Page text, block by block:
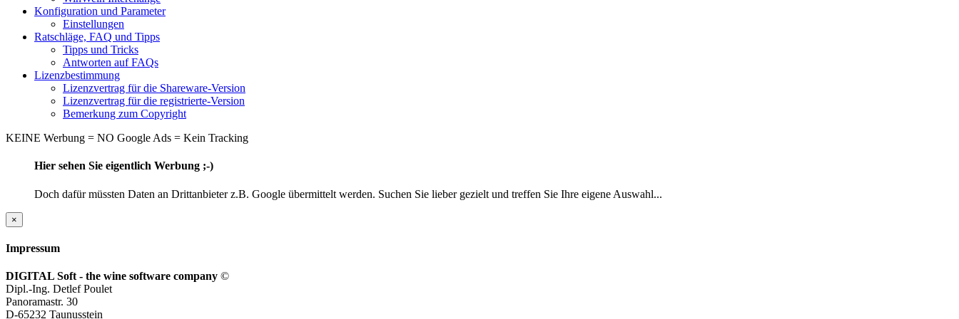
Konfiguration und Parameter
Einstellungen
Ratschläge, FAQ und Tipps
Tipps und Tricks
Antworten auf FAQs
Lizenzbestimmung
Lizenzvertrag für die Shareware-Version
Lizenzvertrag für die registrierte-Version
Bemerkung zum Copyright
KEINE Werbung = NO Google Ads = Kein Tracking
Hier sehen Sie eigentlich Werbung ;-)
Doch dafür müssten Daten an Drittanbieter z.B. Google übermittelt werden. Suchen Sie lieber gezielt und treffen Sie Ihre eigene Auswahl...
×
Impressum
DIGITAL Soft - the wine software company ©
Dipl.-Ing. Detlef Poulet
Panoramastr. 30
D-65232 Taunusstein